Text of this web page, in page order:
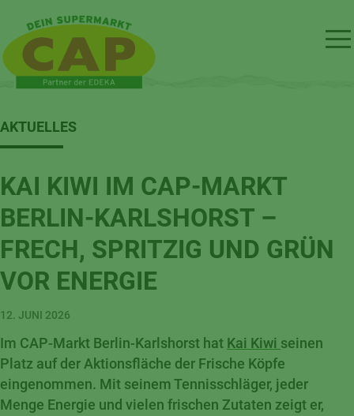
AKTUELLES
KAI KIWI IM CAP-MARKT
BERLIN-KARLSHORST –
FRECH, SPRITZIG UND GRÜN
VOR ENERGIE
12. JUNI 2026
Im CAP-Markt Berlin-Karlshorst hat Kai Kiwi seinen
Platz auf der Aktionsfläche der Frische Köpfe
eingenommen. Mit seinem Tennisschläger, jeder
Menge Energie und vielen frischen Zutaten zeigt er,